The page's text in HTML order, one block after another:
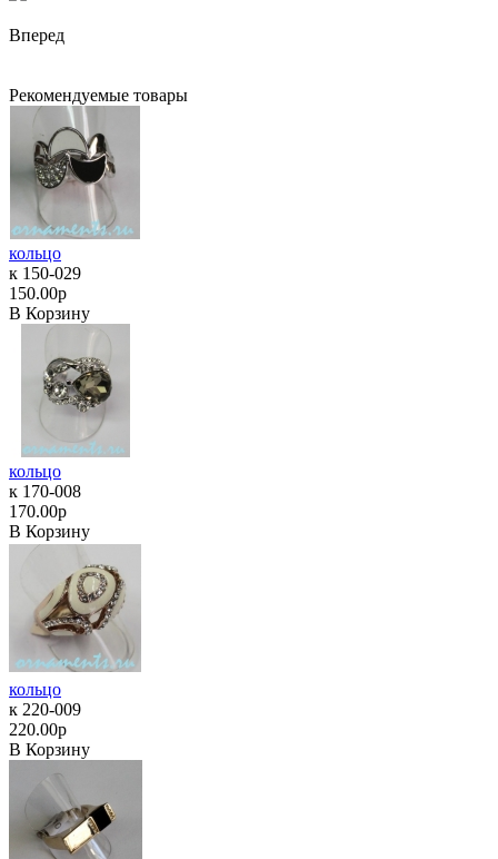
Вперед
Рекомендуемые товары
кольцо
к 150-029
150.00р
В Корзину
кольцо
к 170-008
170.00р
В Корзину
кольцо
к 220-009
220.00р
В Корзину